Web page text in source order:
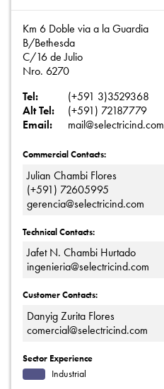
Km 6 Doble via a la Guardia
B/Bethesda
C/16 de Julio
Nro. 6270
Tel:
(+591 3)3529368
Alt Tel:
(+591) 72187779
Email:
mail@selectricind.com
Commercial Contacts:
Julian Chambi Flores
(+591) 72605995
gerencia@selectricind.com
Technical Contacts:
Jafet N. Chambi Hurtado
ingenieria@selectricind.com
Customer Contacts:
Danyig Zurita Flores
comercial@selectricind.com
Sector Experience
Industrial